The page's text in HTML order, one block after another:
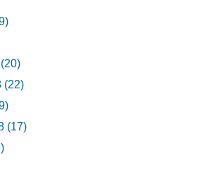
(22)
(17)